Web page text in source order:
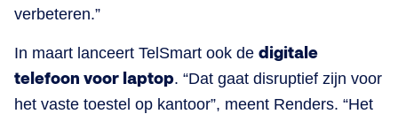
verbeteren.”
In maart lanceert TelSmart ook de digitale
telefoon voor laptop. “Dat gaat disruptief zijn voor
het vaste toestel op kantoor”, meent Renders. “Het